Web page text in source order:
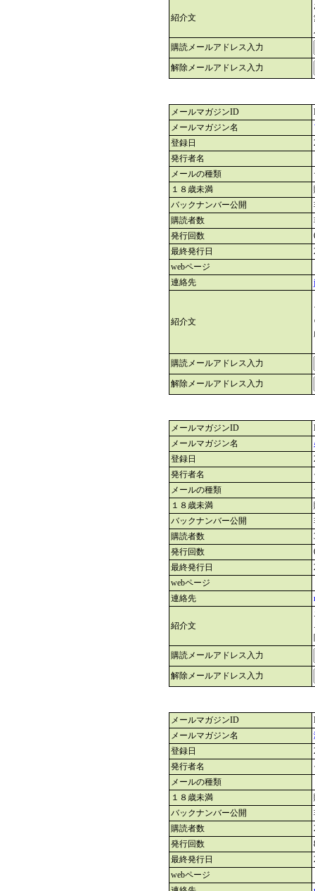
紹介文
購読メールアドレス入力
解除メールアドレス入力
メールマガジンID
メールマガジン名
登録日
発行者名
メールの種類
１８歳未満
バックナンバー公開
購読者数
発行回数
最終発行日
webページ
連絡先
紹介文
購読メールアドレス入力
解除メールアドレス入力
メールマガジンID
メールマガジン名
登録日
発行者名
メールの種類
１８歳未満
バックナンバー公開
購読者数
発行回数
最終発行日
webページ
連絡先
紹介文
購読メールアドレス入力
解除メールアドレス入力
メールマガジンID
メールマガジン名
登録日
発行者名
メールの種類
１８歳未満
バックナンバー公開
購読者数
発行回数
最終発行日
webページ